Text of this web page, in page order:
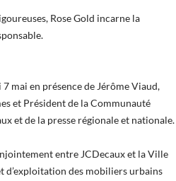
Rose Gold incarne la
mai en présence de Jérôme Viaud,
et Président de la Communauté
et de la presse régionale et nationale.
entre JCDecaux et la Ville
d’exploitation des mobiliers urbains